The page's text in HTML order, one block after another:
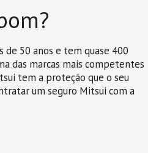
de 50 anos e tem quase 400
das marcas mais competentes
tem a proteção que o seu
um seguro Mitsui com a